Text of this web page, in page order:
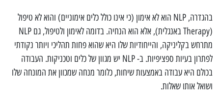
בהגדרה, NLP הוא לא אימון (כי אינו כולל כלים אימוניים) והוא לא טיפול
(Therapy באנגלית), אלא הוא הנחיה. בדומה לאימון ולטיפול, גם NLP
מתרחש בקליניקה, והייחודיות שלו היא שהוא פחות תהליכי ויותר נקודתי
לפתרון בעיות ספציפיות. ב- NLP יש מגוון של כלים וטכניקות. העבודה
בכולם היא עבודה באמצעות שיחות, כלומר מנחה שמכוון את המונחה שלו
ושואל אותו שאלות.